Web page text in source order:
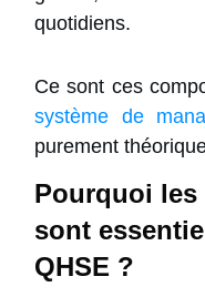
quotidiens.
Ce sont ces
système de
purement
Pourquoi
sont
QHSE ?